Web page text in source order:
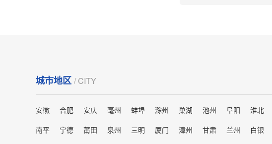
城市地区 / CITY
安徽 合肥 安庆 毫州 蚌埠 滁州 巢湖 池州 阜阳 淮北
南平
宁德 莆田 泉州 三明 厦门 漳州 甘肃 兰州 白银